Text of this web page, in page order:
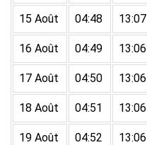
15 Août 04:48 13:07
16 Août 04:49 13:06
17 Août 04:50 13:06
18 Août 04:51 13:06
19 Août 04:52 13:06